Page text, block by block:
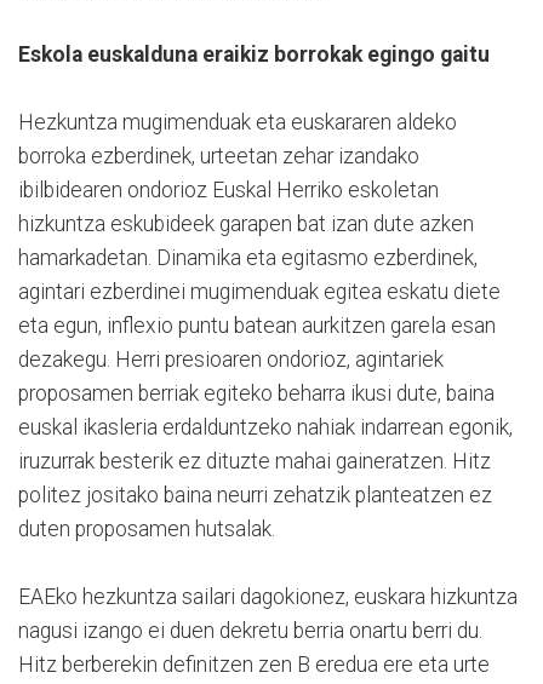
Eskola euskalduna eraikiz borrokak egingo gaitu
Hezkuntza mugimenduak eta euskararen aldeko
borroka ezberdinek, urteetan zehar izandako
ibilbidearen ondorioz Euskal Herriko eskoletan
hizkuntza eskubideek garapen bat izan dute azken
hamarkadetan. Dinamika eta egitasmo ezberdinek,
agintari ezberdinei mugimenduak egitea eskatu diete
eta egun, inflexio puntu batean aurkitzen garela esan
dezakegu. Herri presioaren ondorioz, agintariek
proposamen berriak egiteko beharra ikusi dute, baina
euskal ikasleria erdalduntzeko nahiak indarrean egonik,
iruzurrak besterik ez dituzte mahai gaineratzen. Hitz
politez jositako baina neurri zehatzik planteatzen ez
duten proposamen hutsalak.
EAEko hezkuntza sailari dagokionez, euskara hizkuntza
nagusi izango ei duen dekretu berria onartu berri du.
Hitz berberekin definitzen zen B eredua ere eta urte